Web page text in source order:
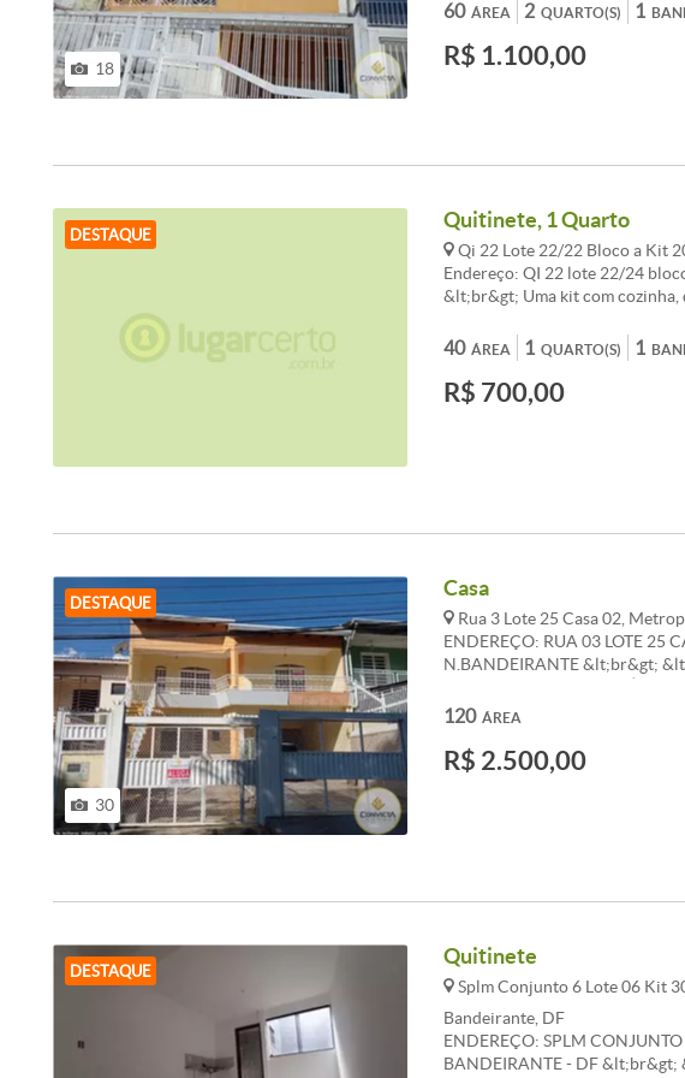
18
CONVICTA IMÓVEIS LTDA.
&lt;br&gt; Tel. Whatsapp: (61)
www.convictaimob.com.br
ÁREA
60 QUARTO(S)
2 1
R$ 1.100,00
DESTAQUE
Quitinete, 1 Quarto
Qi 22 Lote 22/22 Bloco a Kit
Endereço: QI 22 lote 22/24
&lt;br&gt; Uma kit com
&lt;br&gt; &lt;br&gt; 061.3386-
ÁREA
40 QUARTO(S)
1 1
R$ 700,00
DESTAQUE
30
Casa
Rua 3 Lote 25 Casa 02,
ENDEREÇO: RUA 03 LOTE 25
N.BANDEIRANTE &lt;br&gt;
COZINHA, ÁREA DE
&lt;br&gt; 061.99112-3703
Proximidades: Bares e
ÁREA
120
R$ 2.500,00
DESTAQUE
Quitinete
Splm Conjunto 6 Lote 06 Kit
Bandeirante, DF
ENDEREÇO: SPLM
BANDEIRANTE - DF